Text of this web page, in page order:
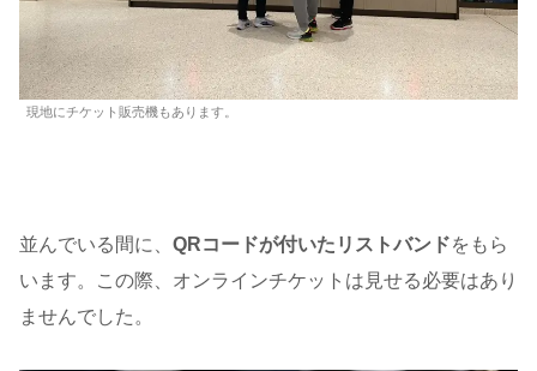
現地にチケット販売機もあります。
並んでいる間に、 QRコードが付いたリストバンドをもら
います。この際、オンラインチケットは見せる必要はあり
ませんでした。